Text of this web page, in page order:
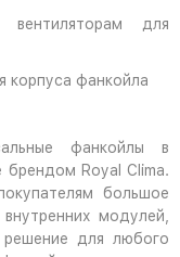
для
корпуса фанкойла
фанкойлы в
брендом Royal Clima.
большое
модулей,
для любого